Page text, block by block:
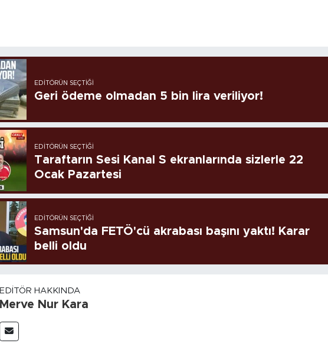
EDITÖRÜN SEÇTIĞI
Geri ödeme olmadan 5 bin lira veriliyor!
EDITÖRÜN SEÇTIĞI
Taraftarın Sesi Kanal S ekranlarında sizlerle 22
Ocak Pazartesi
EDITÖRÜN SEÇTIĞI
Samsun'da FETÖ'cü akrabası başını yaktı! Karar
belli oldu
EDITÖR HAKKINDA
Merve Nur Kara